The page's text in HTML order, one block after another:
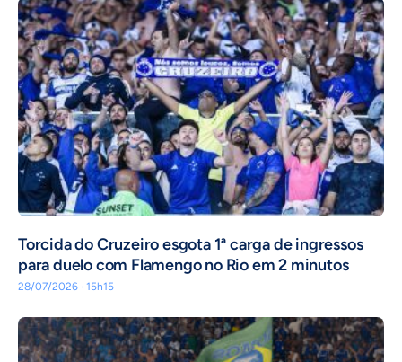
Torcida do Cruzeiro esgota 1ª carga de ingressos
para duelo com Flamengo no Rio em 2 minutos
28/07/2026 · 15h15